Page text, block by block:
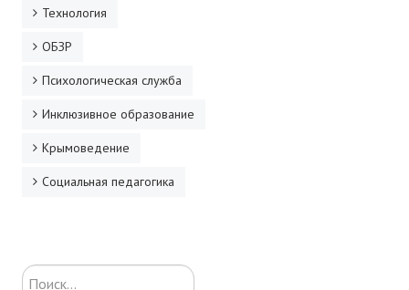
Технология
ОБЗР
Психологическая служба
Инклюзивное образование
Крымоведение
Социальная педагогика
Искать...